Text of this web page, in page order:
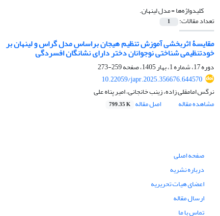
کلیدواژه‌ها =مدل لینهان.‏
تعداد مقالات: 1
مقایسۀ اثربخشی آموزش تنظیم هیجان براساس مدل گراس و لینهان بر
خودتنظیمی ‏شناختی نوجوانان دختر دارای نشانگان افسردگی
دوره 17، شماره 1، بهار 1405، صفحه
259-273
10.22059/japr.2025.356676.644570
نرگس امامقلی زاده، زینب خانجانی، امیر پناه علی
مشاهده مقاله
اصل مقاله 799.35 K
صفحه اصلی
درباره نشریه
اعضای هیات تحریریه
ارسال مقاله
تماس با ما